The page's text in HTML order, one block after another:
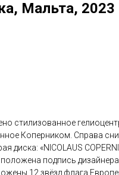
Мальта, 2023
стилизованное
Коперником. Справа
диска: «NICOLAUS
подпись
12 звёзд флага